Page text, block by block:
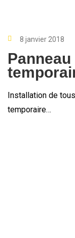
8 janvier 2018
Installation de
temporaire…